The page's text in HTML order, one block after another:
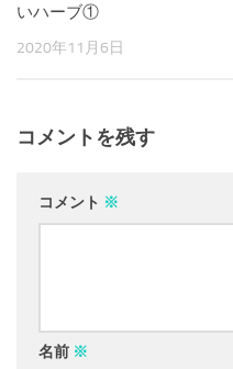
いハーブ①
2020年11月6日
コメントを残す
コメント ※
名前 ※